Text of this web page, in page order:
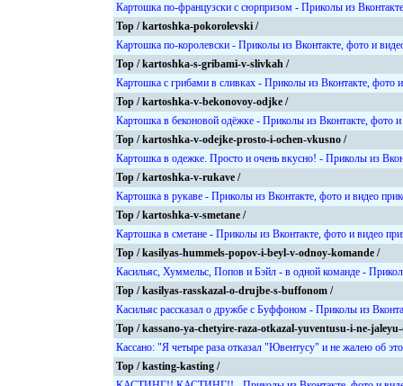
Картошка по-французски с сюрпризом - Приколы из
Top / kartoshka-pokorolevski /
Картошка по-королевски - Приколы из Вконтакте, фото и
Top / kartoshka-s-gribami-v-slivkah /
Картошка с грибами в сливках - Приколы из Вконтакте, фото
Top / kartoshka-v-bekonovoy-odjke /
Картошка в беконовой одёжке - Приколы из Вконтакте, фото
Top / kartoshka-v-odejke-prosto-i-ochen-vkusno /
Картошка в одежке. Просто и очень вкусно! - Приколы из
Top / kartoshka-v-rukave /
Картошка в рукаве - Приколы из Вконтакте, фото и видео
Top / kartoshka-v-smetane /
Картошка в сметане - Приколы из Вконтакте, фото и видео
Top / kasilyas-hummels-popov-i-beyl-v-odnoy-komande /
Касильяс, Хуммельс, Попов и Бэйл - в одной команде -
Top / kasilyas-rasskazal-o-drujbe-s-buffonom /
Касильяс рассказал о дружбе с Буффоном - Приколы из
Top / kassano-ya-chetyire-raza-otkazal-yuventusu-i-ne-
Кассано: "Я четыре раза отказал "Ювентусу" и не жалею об
Top / kasting-kasting /